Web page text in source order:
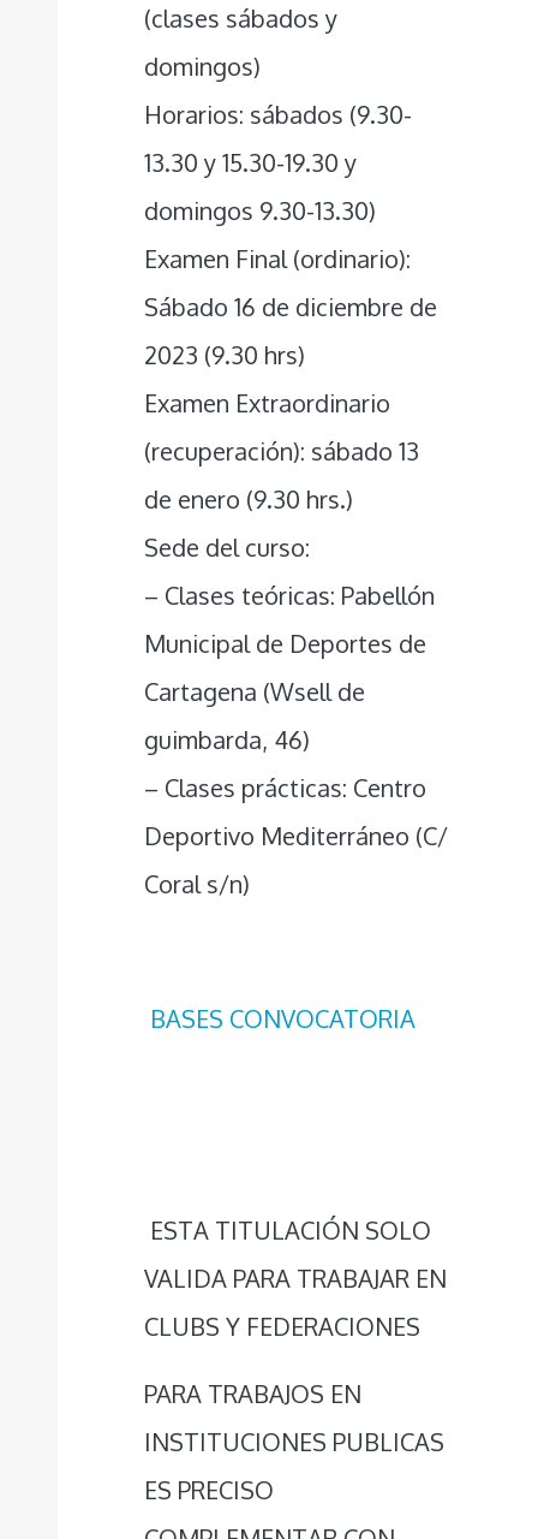
(clases sábados y
domingos)
Horarios: sábados (9.30-
13.30 y 15.30-19.30 y
domingos 9.30-13.30)
Examen Final (ordinario):
Sábado 16 de diciembre de
2023 (9.30 hrs)
Examen Extraordinario
(recuperación): sábado 13
de enero (9.30 hrs.)
Sede del curso:
– Clases teóricas: Pabellón
Municipal de Deportes de
Cartagena (Wsell de
guimbarda, 46)
– Clases prácticas: Centro
Deportivo Mediterráneo (C/
Coral s/n)
BASES CONVOCATORIA
ESTA TITULACIÓN SOLO
VALIDA PARA TRABAJAR EN
CLUBS Y FEDERACIONES
PARA TRABAJOS EN
INSTITUCIONES PUBLICAS
ES PRECISO